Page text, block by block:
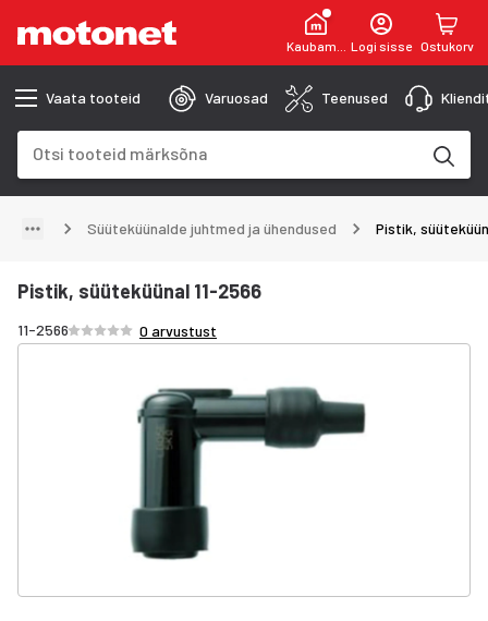
KaubamajaLogi sisse Ostukorv
Vaata tooteid Varuosad Teenused
Süüteküünalde juhtmed ja ühendused Pistik,
Pistik, süüteküünal 11-2566
11-2566Hinnang /5 tähte
0 arvustust